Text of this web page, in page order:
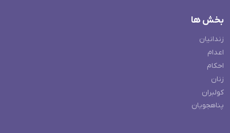
بخش ها
زندانیان
اعدام
احکام
زنان
کولبران
پناهجویان